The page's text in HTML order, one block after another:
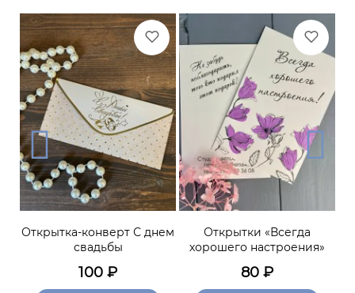
Открытка-конверт С днем
свадьбы
100 ₽
Открытки «Всегда
хорошего настроения»
80 ₽